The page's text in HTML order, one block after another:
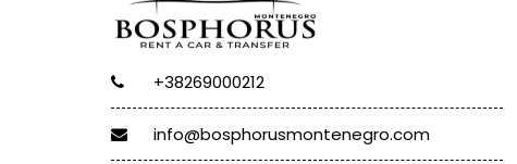
+38269000212
info@bosphorusmontenegro.com